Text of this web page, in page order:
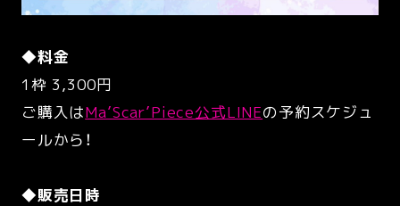
◆料金
1枠 3,300円
ご購入はMa’Scar’Piece公式LINEの予約スケジュ
ールから！
◆販売日時